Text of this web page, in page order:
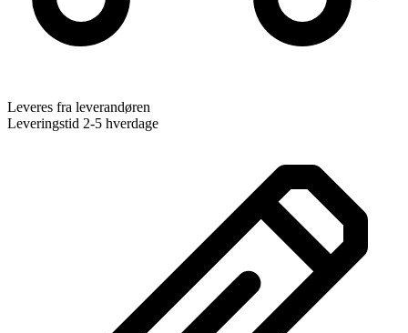
Leveres fra leverandøren
Leveringstid 2-5 hverdage